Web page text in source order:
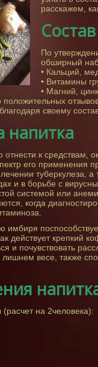
расскажем,
По
обширный
• Кальций,
• Витамины
• Магний,
своему
напитка
к средствам,
его применения
туберкулеза,
и в борьбе с
системой или
когда
действует крепкий
и почувствовать
весе, также
на 2человека):